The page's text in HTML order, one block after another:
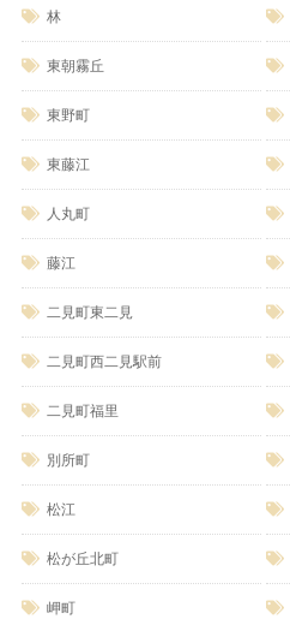
林
東朝霧丘
東野町
東藤江
人丸町
藤江
二見町東二見
二見町西二見駅前
二見町福里
別所町
松江
松が丘北町
岬町